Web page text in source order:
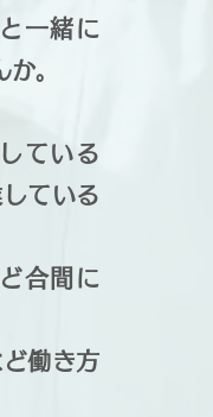
一緒に
。
ている
ている
合間に
働き方